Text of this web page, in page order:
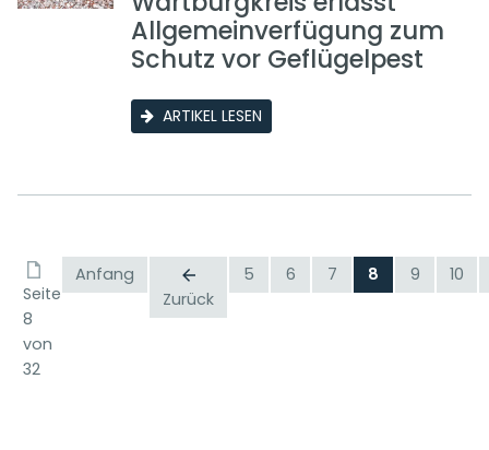
Allgemeinverfügung zum
Schutz vor Geflügelpest
ARTIKEL LESEN
Seite
8
von
32
Anfang
Zurück
5 6 7 8 9 10